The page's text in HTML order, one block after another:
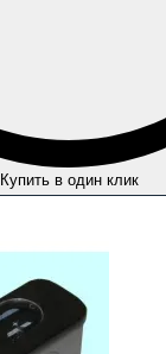
Купить в один клик